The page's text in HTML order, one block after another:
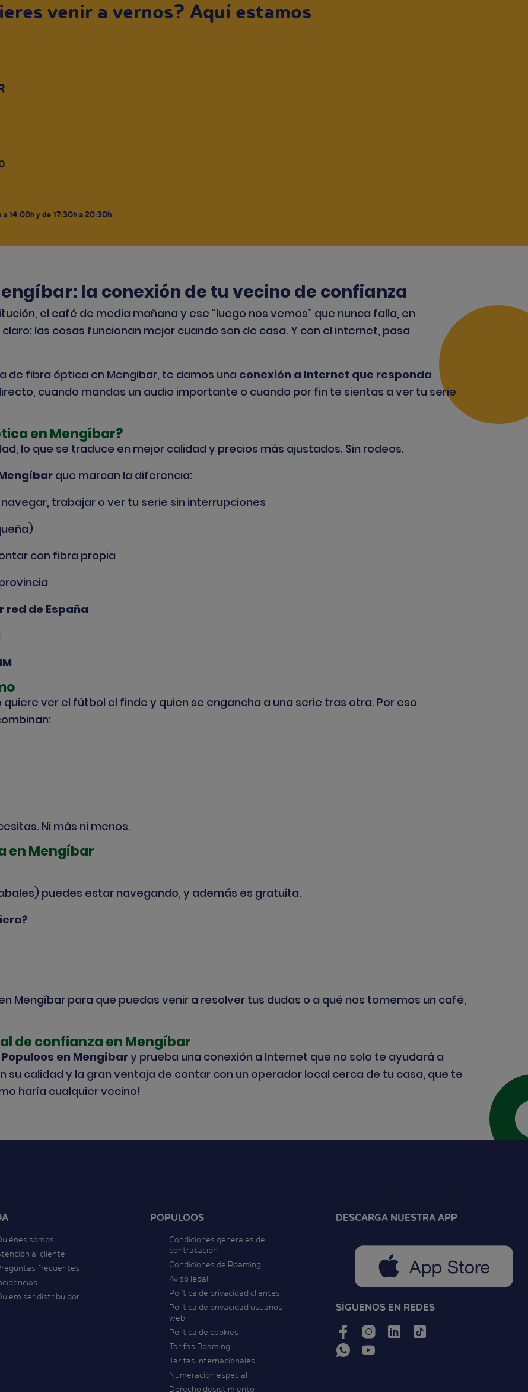
venir a vernos? Aquí estamos
a 14:00h y de 17:30h a 20:30h
la conexión de tu vecino de confianza
el café de media mañana y ese “luego nos vemos” que nunca falla, en
las cosas funcionan mejor cuando son de casa. Y con el internet, pasa
de fibra óptica en Mengibar, te damos una conexión a Internet que responda
cuando mandas un audio importante o cuando por fin te sientas a ver tu serie
en Mengíbar?
lo que se traduce en mejor calidad y precios más ajustados. Sin rodeos.
que marcan la diferencia:
trabajar o ver tu serie sin interrupciones
con fibra propia
de España
ver el fútbol el finde y quien se engancha a una serie tras otra. Por eso
Ni más ni menos.
en Mengíbar
puedes estar navegando, y además es gratuita.
Mengíbar para que puedas venir a resolver tus dudas o a qué nos tomemos un café,
de confianza en Mengíbar
en Mengíbary prueba una conexión a Internet que no solo te ayudará a
su calidad y la gran ventaja de contar con un operador local cerca de tu casa, que te
haría cualquier vecino!
somos
al cliente
frecuentes
ser distribuidor
POPULOOS
Condiciones generales de
contratación
Condiciones de Roaming
Aviso legal
Política de privacidad clientes
Política de privacidad usuarios
web
Política de cookies
Tarifas Roaming
Tarifas Internacionales
Numeración especial
Derecho desistimiento
DESCARGA NUESTRA APP
SÍGUENOS EN REDES